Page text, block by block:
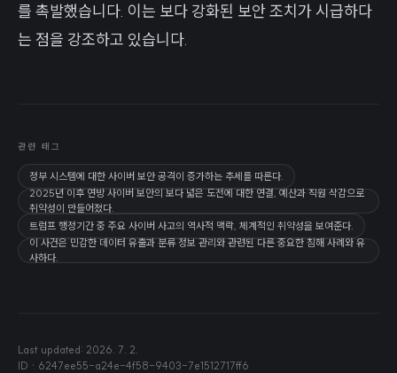
를 촉발했습니다. 이는 보다 강화된 보안 조치가 시급하다
는 점을 강조하고 있습니다.
관련 태그
정부 시스템에 대한 사이버 보안 공격이 증가하는 추세를 따른다.
2025년 이후 연방 사이버 보안의 보다 넓은 도전에 대한 연결, 예산과 직원 삭감으로
취약성이 만들어졌다.
트럼프 행정기간 중 주요 사이버 사고의 역사적 맥락, 체계적인 취약성을 보여준다.
이 사건은 민감한 데이터 유출과 분류 정보 관리와 관련된 다른 중요한 침해 사례와 유
사하다.
Last updated: 2026. 7. 2.
ID · 6247ee55-a24e-4f58-9403-7e1512717ff6